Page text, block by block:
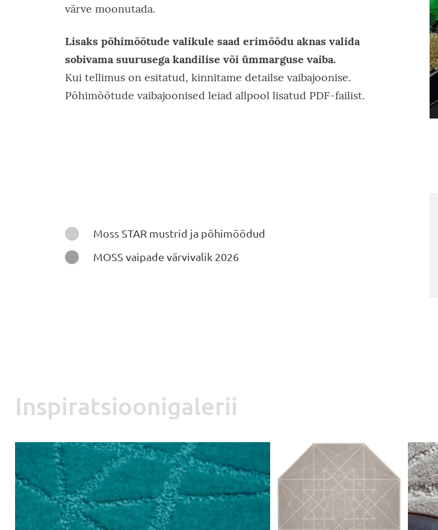
värve moonutada.
Lisaks põhimõõtude valikule saad erimõõdu aknas valida
sobivama suurusega kandilise või ümmarguse vaiba.
Kui tellimus on esitatud, kinnitame detailse vaibajoonise.
Põhimõõtude vaibajoonised leiad allpool lisatud PDF-failist.
Juhendid
 Moss STAR mustrid ja põhimõõdud
 MOSS vaipade värvivalik 2026
Inspiratsioonigalerii